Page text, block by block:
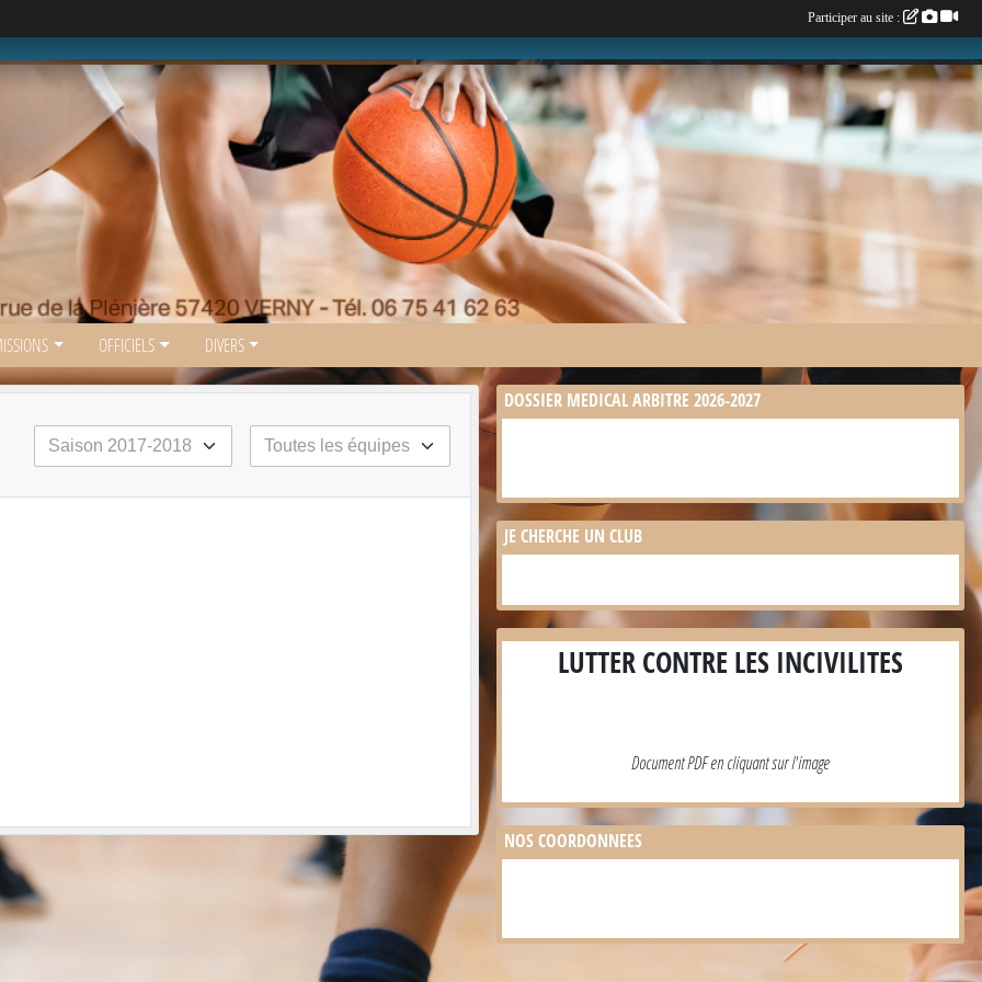
OFFICIELS DIVERS
DOSSIER MEDICAL ARBITRE 2026-2027
JE CHERCHE UN CLUB
LUTTER CONTRE LES INCIVILITES
Document PDF en cliquant sur l'image
NOS COORDONNEES
Participer au site :